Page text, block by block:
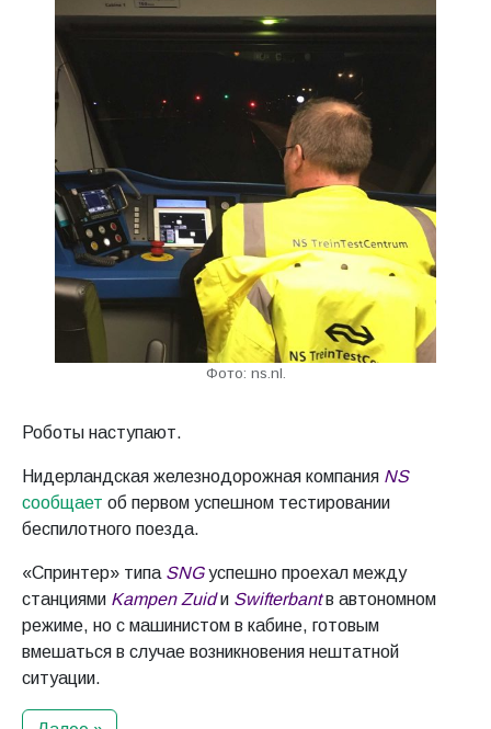
Фото: ns.nl.
Роботы наступают.
Нидерландская железнодорожная компания NS
сообщает об первом успешном тестировании
беспилотного поезда.
«Спринтер» типа SNGуспешно проехал между
станциями Kampen Zuidи Swifterbantв автономном
режиме, но с машинистом в кабине, готовым
вмешаться в случае возникновения нештатной
ситуации.